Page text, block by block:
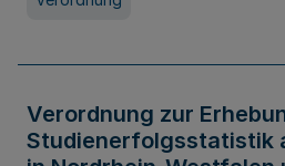
Verordnung zur
Studienerfolgsstatistik